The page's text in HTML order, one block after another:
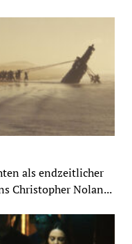
als endzeitlicher
Christopher Nolan...